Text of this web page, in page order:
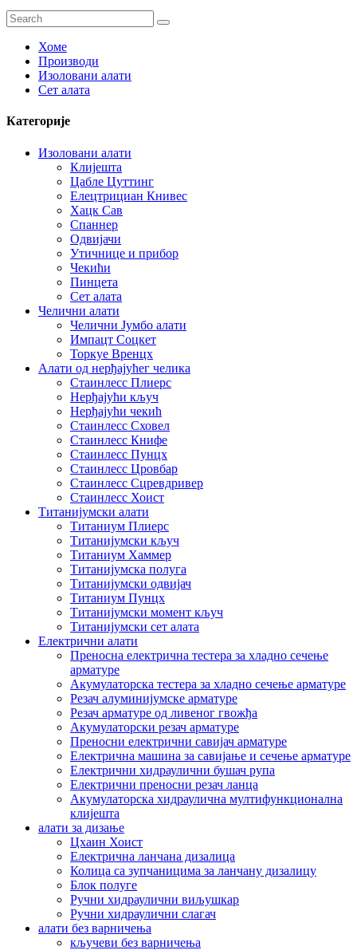
Хоме
Производи
Изоловани алати
Сет алата
Категорије
Изоловани алати
Клијешта
Цабле Цуттинг
Елецтрициан Книвес
Хацк Сав
Спаннер
Одвијачи
Утичнице и прибор
Чекићи
Пинцета
Сет алата
Челични алати
Челични Јумбо алати
Импацт Соцкет
Торкуе Вренцх
Алати од нерђајућег челика
Стаинлесс Плиерс
Нерђајући кључ
Нерђајући чекић
Стаинлесс Сховел
Стаинлесс Книфе
Стаинлесс Пунцх
Стаинлесс Цровбар
Стаинлесс Сцревдривер
Стаинлесс Хоист
Титанијумски алати
Титаниум Плиерс
Титанијумски кључ
Титаниум Хаммер
Титанијумска полуга
Титанијумски одвијач
Титаниум Пунцх
Титанијумски момент кључ
Титанијумски сет алата
Електрични алати
Преносна електрична тестера за хладно сечење
арматуре
Акумулаторска тестера за хладно сечење арматуре
Резач алуминијумске арматуре
Резач арматуре од ливеног гвожђа
Акумулаторски резач арматуре
Преносни електрични савијач арматуре
Електрична машина за савијање и сечење арматуре
Електрични хидраулични бушач рупа
Електрични преносни резач ланца
Акумулаторска хидраулична мултифункционална
клијешта
алати за дизање
Цхаин Хоист
Електрична ланчана дизалица
Колица са зупчаницима за ланчану дизалицу
Блок полуге
Ручни хидраулични виљушкар
Ручни хидраулични слагач
алати без варничења
кључеви без варничења